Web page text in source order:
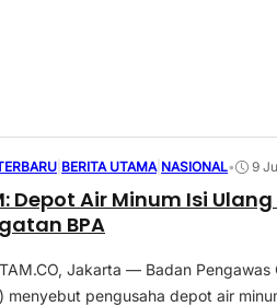
BERITA UTAMA NASIONAL• 9
Depot Air Minum Isi
BPA
Jakarta — Badan
menyebut pengusaha depot air